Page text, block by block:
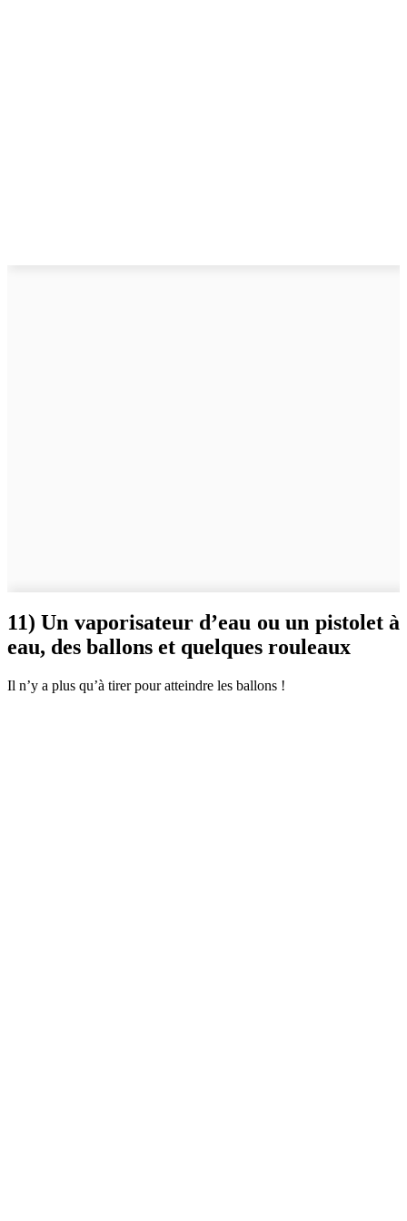
11) Un vaporisateur d’eau ou un pistolet à
eau, des ballons et quelques rouleaux
Il n’y a plus qu’à tirer pour atteindre les ballons !